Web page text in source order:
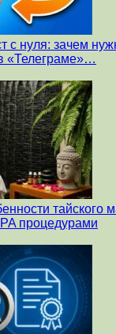
с нуля: зачем
«Телеграме»…
тайского
процедурами